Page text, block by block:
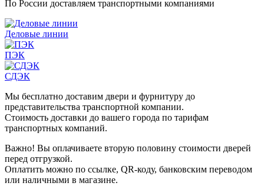
По России доставляем транспортными компаниями
Деловые линии
ПЭК
СДЭК
Мы бесплатно доставим двери и фурнитуру до
представительства транспортной компании.
Стоимость доставки до вашего города по тарифам
транспортных компаний.
Важно! Вы оплачиваете вторую половину стоимости дверей
перед отгрузкой.
Оплатить можно по ссылке, QR-коду, банковским переводом
или наличными в магазине.